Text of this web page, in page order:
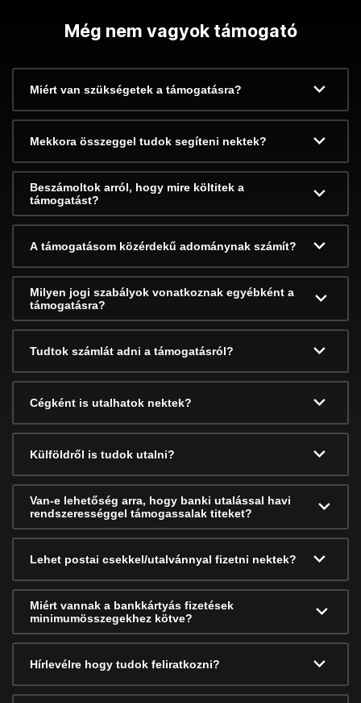
Még nem vagyok támogató
Miért van szükségetek a támogatásra?
Mekkora összeggel tudok segíteni nektek?
Beszámoltok arról, hogy mire költitek a
támogatást?
A támogatásom közérdekű adománynak számít?
Milyen jogi szabályok vonatkoznak egyébként a
támogatásra?
Tudtok számlát adni a támogatásról?
Cégként is utalhatok nektek?
Külföldről is tudok utalni?
Van-e lehetőség arra, hogy banki utalással havi
rendszerességgel támogassalak titeket?
Lehet postai csekkel/utalvánnyal fizetni nektek?
Miért vannak a bankkártyás fizetések
minimumösszegekhez kötve?
Hírlevélre hogy tudok feliratkozni?